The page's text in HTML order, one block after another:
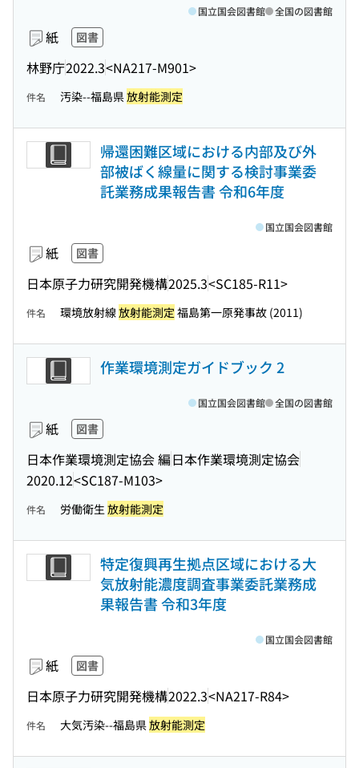
紙 図書
林野庁2022.3<NA217-M901>
国立国会図書館 全国の図書館
件名 汚染--福島県放射能測定
帰還困難区域における内部及び外
部被ばく線量に関する検討事業委
託業務成果報告書 令和6年度
紙 図書
日本原子力研究開発機構2025.3<SC185-R11>
国立国会図書館
件名 環境放射線放射能測定 福島第一原発事故 (2011)
作業環境測定ガイドブック 2
紙 図書
日本作業環境測定協会 編日本作業環境測定協会
2020.12<SC187-M103>
国立国会図書館 全国の図書館
件名 労働衛生放射能測定
特定復興再生拠点区域における大
気放射能濃度調査事業委託業務成
果報告書 令和3年度
紙 図書
日本原子力研究開発機構2022.3<NA217-R84>
国立国会図書館
件名 大気汚染--福島県放射能測定